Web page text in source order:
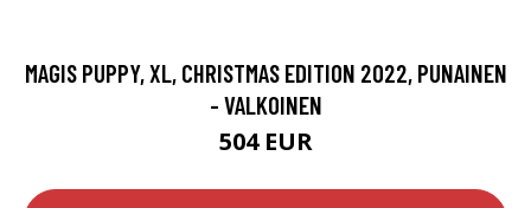
MAGIS PUPPY, XL, CHRISTMAS EDITION 2022, PUNAINEN
- VALKOINEN
504 EUR